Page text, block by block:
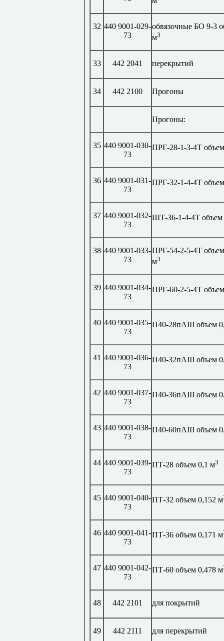
32 440 9001-029-
73
обвязочные БО 9-3
м3
33 442 2041 перекрытий
34 442 2100 Прогоны
Прогоны:
35 440 9001-030-
73
ПРГ-28-1-3-4Т
36 440 9001-031-
73
ПРГ-32-1-4-4Т
37 440 9001-032-
73
ШТ-36-1-4-4Т объем
38 440 9001-033-
73
ПРГ-54-2-5-4Т
м3
39 440 9001-034-
73
ПРГ-60-2-5-4Т
40 440 9001-035-
73
П40-28пАIII объем
41 440 9001-036-
73
П40-32пАIII объем
42 440 9001-037-
73
П40-36пАIII объем
43 440 9001-038-
73
П40-60пАIII объем
44 440 9001-039-
73
ПТ-28 объем 0,1 м3
45 440 9001-040-
73
ПТ-32 объем 0,152 м
46 440 9001-041-
73
ПТ-36 объем 0,171 м
47 440 9001-042-
73
ПТ-60 объем 0,478 м
48 442 2101 для покрытий
49 442 2111 для перекрытий